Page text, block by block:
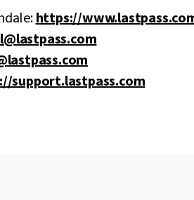
https://
support.lastpass.com